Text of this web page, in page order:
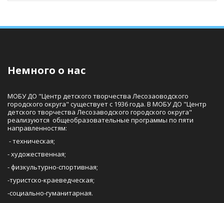
Немного о нас
МОБУ ДО "Центр детского творчества Лесозаоводского
городского округа" существует с 1936 года. В МОБУ ДО "Центр
детского творчества Лесозаводского городского округа"
реализуются  общеобразовательные программы по пяти
направленностям:
- техническая;
- художественная;
- физкультурно-спортивная;
-туристско-краеведческая;
-социально-гуманитарная.